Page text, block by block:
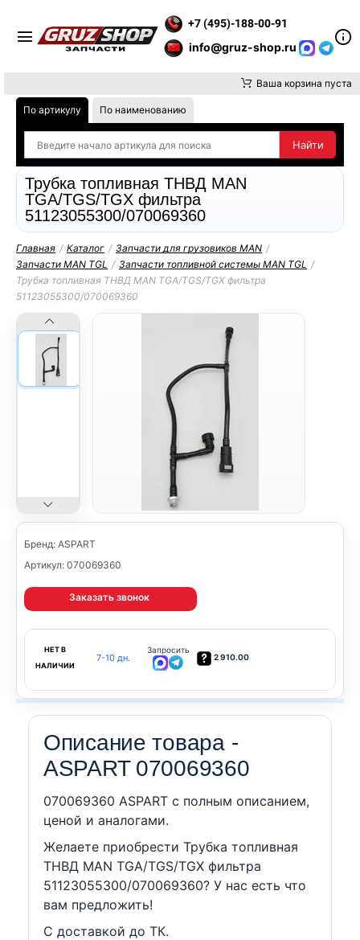
+7 (495)-188-00-91
info@gruz-shop.ru
Ваша корзина пуста
По артикулу По наименованию
Трубка топливная ТНВД MAN
TGA/TGS/TGX фильтра
51123055300/070069360
Главная / Каталог / Запчасти для грузовиков MAN /
Запчасти MAN TGL / Запчасти топливной системы MAN TGL /
Трубка топливная ТНВД MAN TGA/TGS/TGX фильтра
51123055300/070069360
Бренд: ASPART
Артикул: 070069360
Заказать звонок
НЕТ В
НАЛИЧИИ
7-10 дн.
Запросить
2 910.00
Описание товара -
ASPART 070069360
070069360 ASPART c полным описанием,
ценой и аналогами.
Желаете приобрести Трубка топливная
ТНВД MAN TGA/TGS/TGX фильтра
51123055300/070069360? У нас есть что
вам предложить!
С доставкой до ТК.